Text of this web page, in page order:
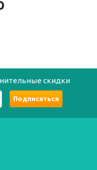
скидки